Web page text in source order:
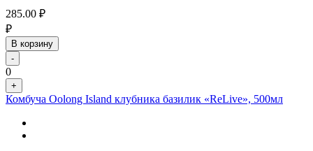
285.00 ₽
₽
В корзину
-
0
+
Комбуча Oolong Island клубника базилик «ReLive», 500мл